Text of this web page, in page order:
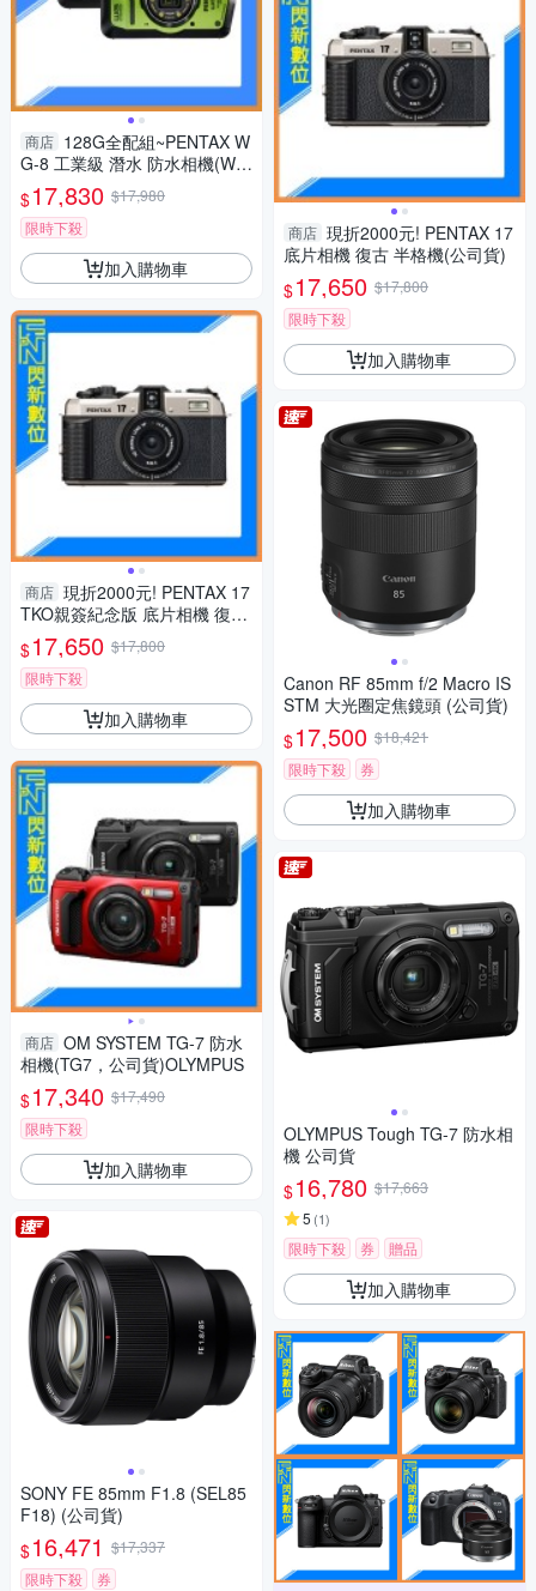
商店 128G全配組~PENTAX W
G-8 工業級 潛水 防水相機(WG
8，公司貨)抗撞、防塵、耐
寒、4K
$17,830 $17,980
限時下殺
加入購物車
商店 現折2000元! PENTAX 17
TKO親簽紀念版 底片相機 復古
半格機(公司貨)限定款
$17,650 $17,800
限時下殺
加入購物車
商店 OM SYSTEM TG-7 防水
相機(TG7，公司貨)OLYMPUS
$17,340 $17,490
限時下殺
加入購物車
SONY FE 85mm F1.8 (SEL85
F18) (公司貨)
$16,471 $17,337
限時下殺
券
商店 現折2000元! PENTAX 17
底片相機 復古 半格機(公司貨)
$17,650 $17,800
限時下殺
加入購物車
Canon RF 85mm f/2 Macro IS
STM 大光圈定焦鏡頭 (公司貨)
$17,500 $18,421
限時下殺
券
加入購物車
OLYMPUS Tough TG-7 防水相
機 公司貨
$16,780 $17,663
5 (1)
限時下殺 券 贈品
加入購物車